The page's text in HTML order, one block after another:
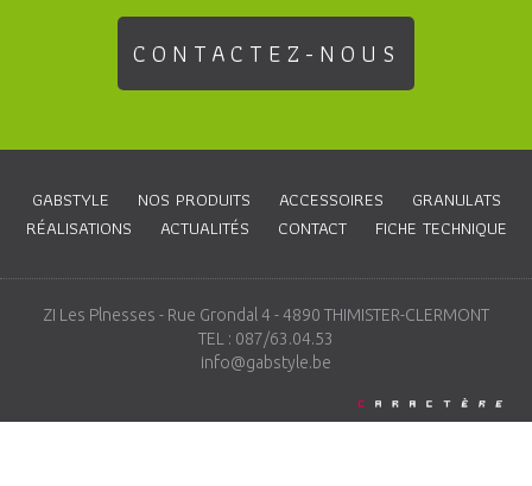
CONTACTEZ-NOUS
GABSTYLE NOS PRODUITS ACCESSOIRES
GRANULATS
RÉALISATIONS
ACTUALITÉS CONTACT FICHE TECHNIQUE
ZI Les Plnesses - Rue Grondal 4 - 4890 THIMISTER-CLERMONT
TEL : 087/63.04.53
info@gabstyle.be